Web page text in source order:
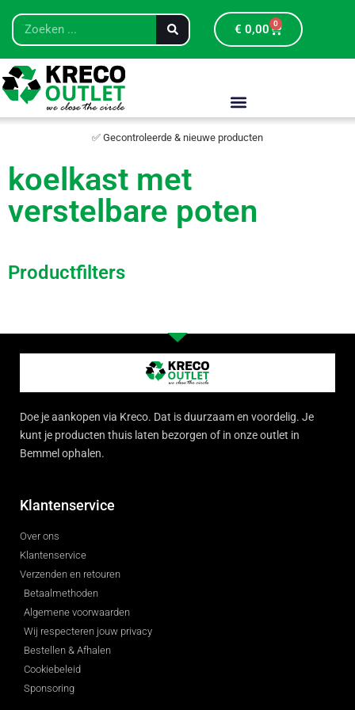
€ 0,00 0
✅ Gecontroleerde & nieuwe producten
koelkast met
verstelbare poten
Productfilters
Doe je aankopen via Kreco. Dat is duurzaam en voordelig. Je
kunt je producten thuis laten bezorgen of in onze outlet in
Bemmel ophalen.
Klantenservice
Over ons
Klantenservice
Verzenden en retouren
Betaalmethoden
Algemene voorwaarden
Wij respecteren jouw privacy
Bestellen & Afhalen
Cookiebeleid
Sponsoring